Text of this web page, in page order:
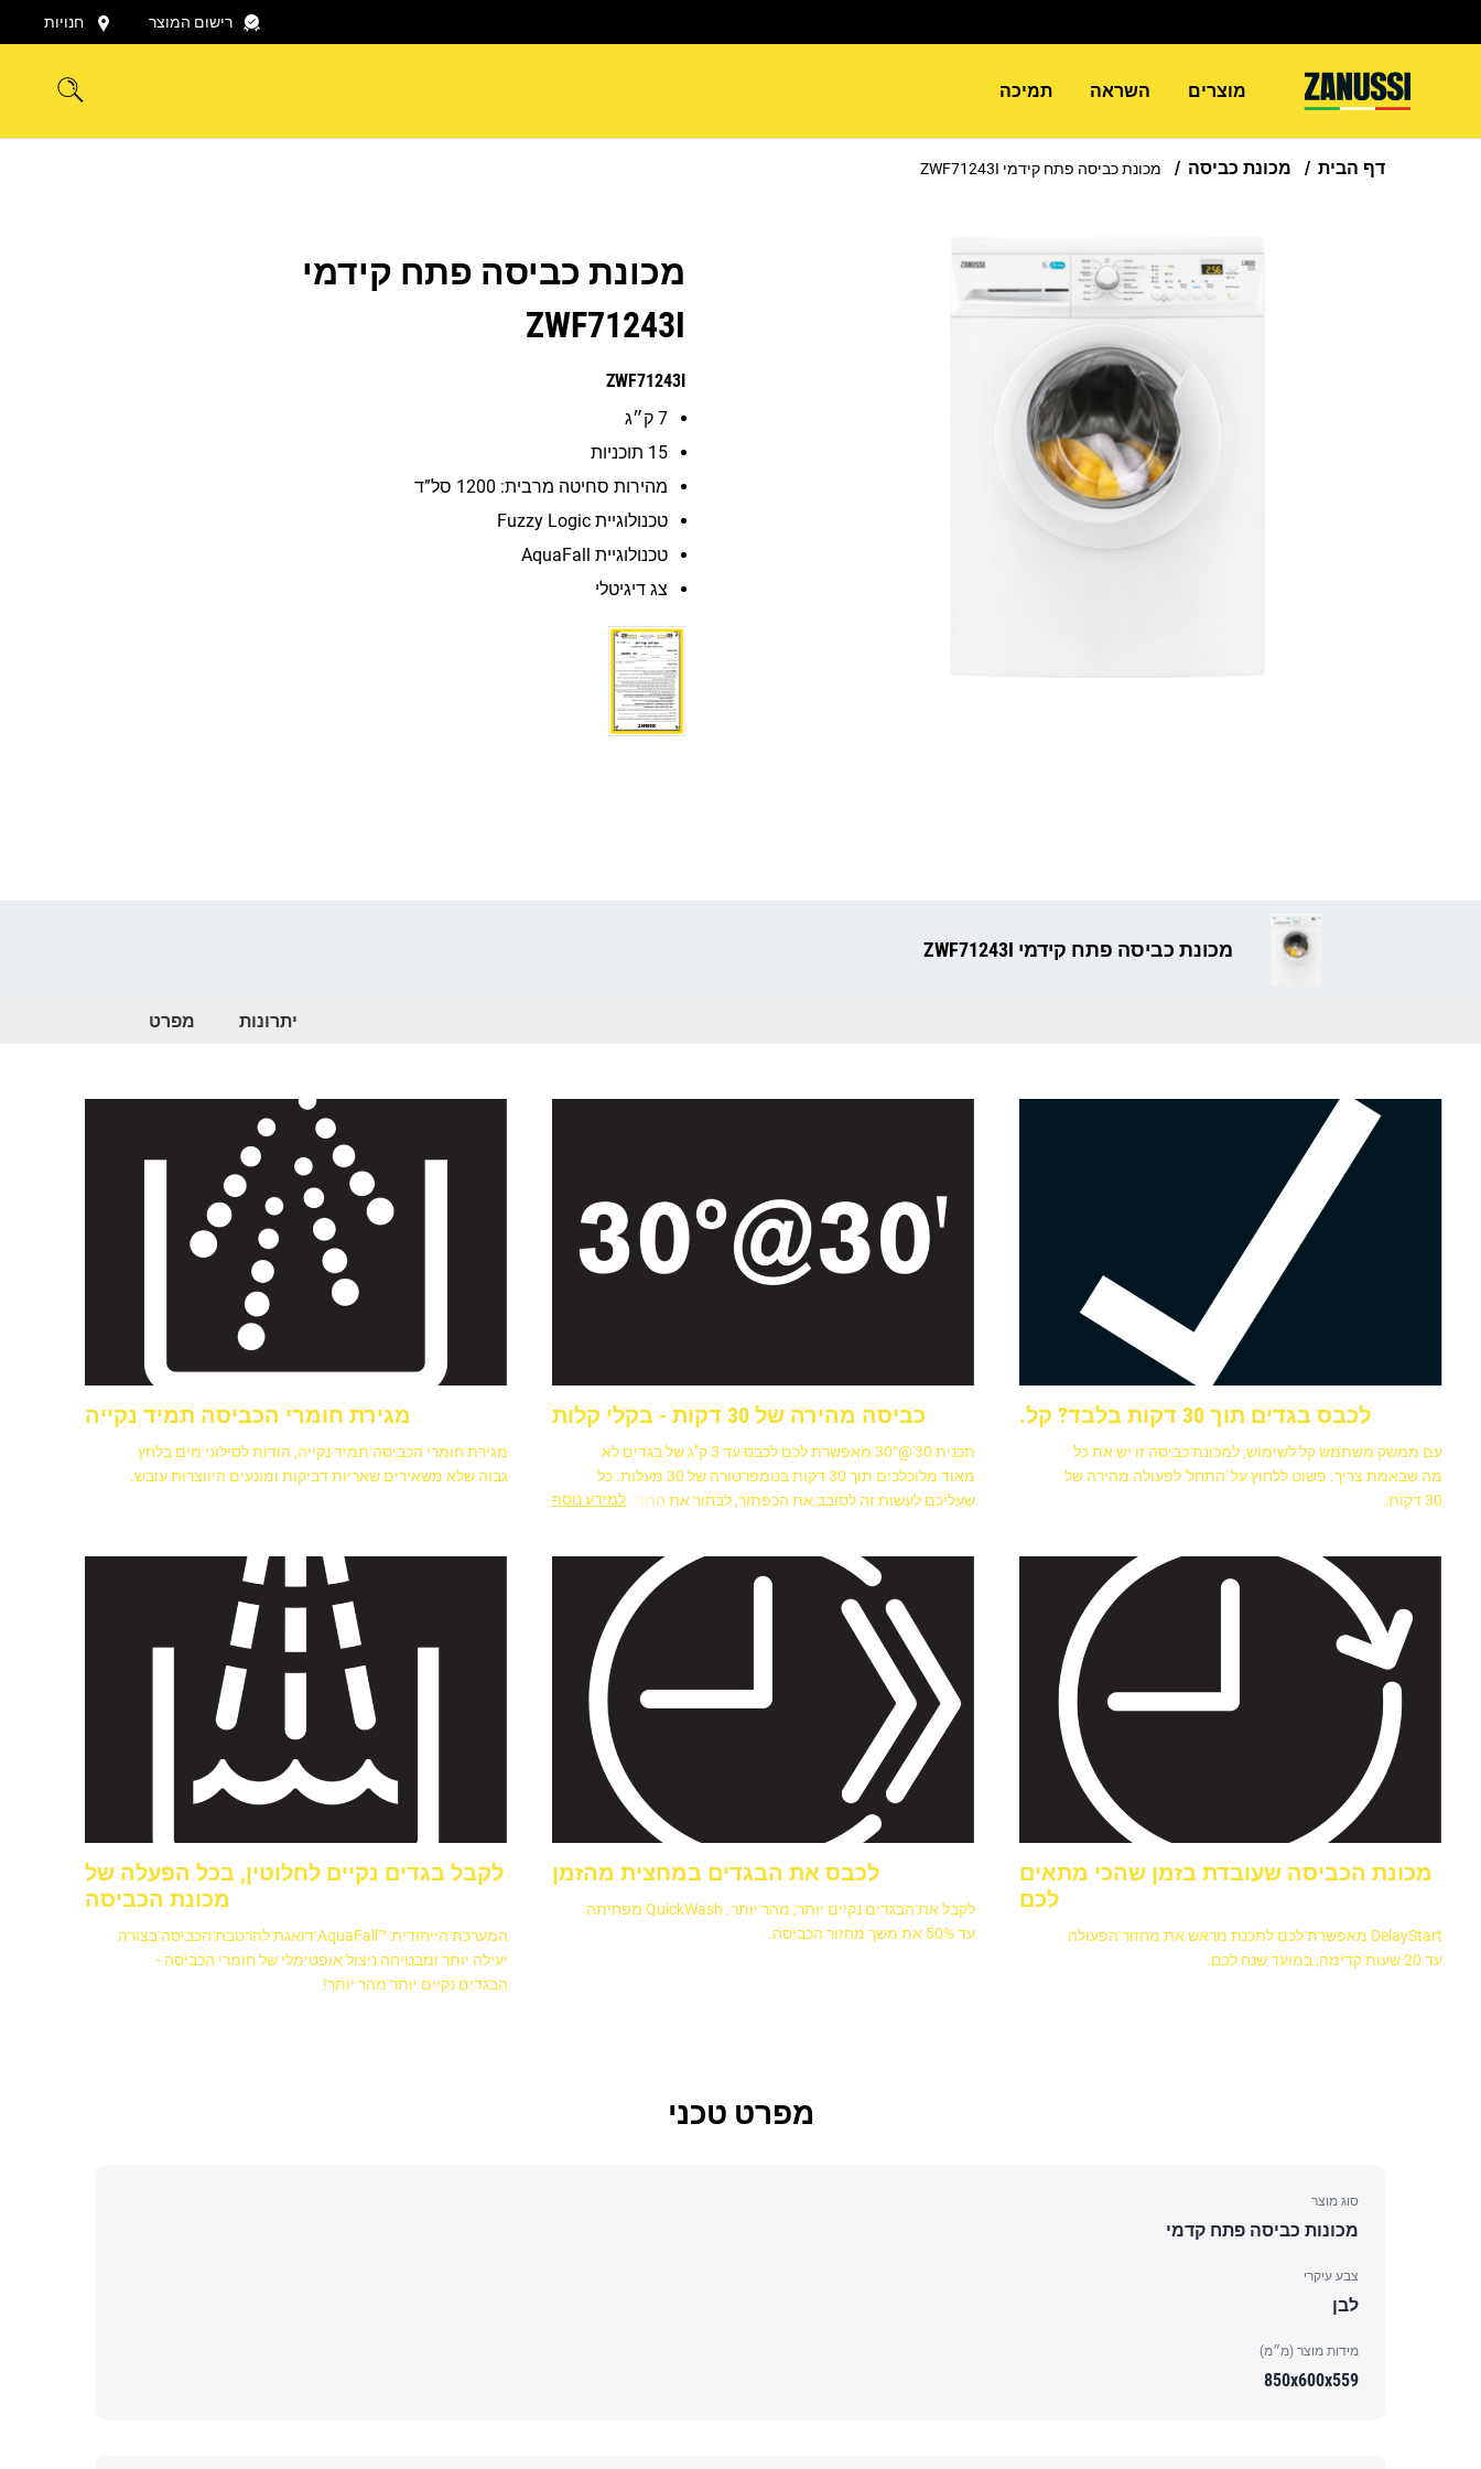
רישום המוצר חנויות
מוצרים השראה תמיכה
דף הבית מכונת כביסה מכונת כביסה פתח קידמי ZWF71243I
מכונת כביסה פתח קידמי
ZWF71243I
ZWF71243I
7 ק״ג
15 תוכניות
מהירות סחיטה מרבית: 1200 סל”ד
טכנולוגיית Fuzzy Logic
טכנולוגיית AquaFall
צג דיגיטלי
מכונת כביסה פתח קידמי ZWF71243I
יתרונות מפרט
לכבס בגדים תוך 30 דקות בלבד? קל.
עם ממשק משתמש קל לשימוש, למכונת כביסה זו יש את כל
מה שבאמת צריך. פשוט ללחוץ על 'התחל' לפעולה מהירה של
30 דקות.
כביסה מהירה של 30 דקות - בקלי קלות
תכנית 30'@30° מאפשרת לכם לכבס עד 3 ק"ג של בגדים לא
מאוד מלוכלכים תוך 30 דקות בטמפרטורה של 30 מעלות. כל
שעליכם לעשות זה לסובב את הכפתור, לבחור את התכנית,למידע נוסף
מגירת חומרי הכביסה תמיד נקייה
מגירת חומרי הכביסה תמיד נקייה, הודות לסילוני מים בלחץ
גבוה שלא משאירים שאריות דביקות ומונעים היווצרות עובש.
מכונת הכביסה שעובדת בזמן שהכי מתאים
לכם
DelayStart מאפשרת לכם לתכנת מראש את מחזור הפעולה
עד 20 שעות קדימה, במועד שנח לכם.
לכבס את הבגדים במחצית מהזמן
לקבל את הבגדים נקיים יותר, מהר יותר. QuickWash מפחיתה
עד 50% את משך מחזור הכביסה.
לקבל בגדים נקיים לחלוטין, בכל הפעלה של
מכונת הכביסה
המערכת הייחודית ™AquaFall דואגת להרטבת הכביסה בצורה
יעילה יותר ומבטיחה ניצול אופטימלי של חומרי הכביסה -
הבגדים נקיים יותר מהר יותר!
מפרט טכני
סוג מוצר
מכונות כביסה פתח קדמי
צבע עיקרי
לבן
מידות מוצר (מ״מ)
850x600x559